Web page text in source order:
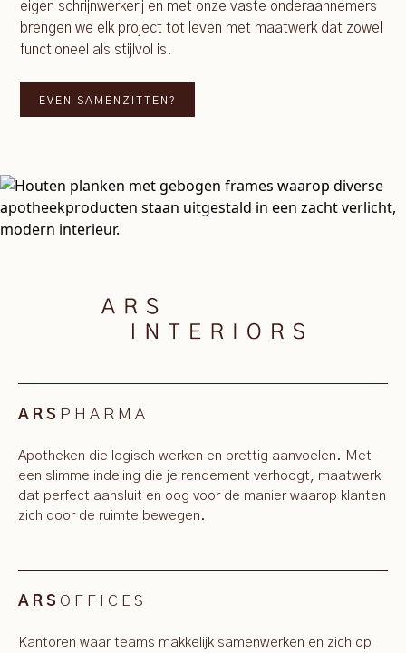
eigen schrijnwerkerij en met onze vaste onderaannemers
brengen we elk project tot leven met maatwerk dat zowel
functioneel als stijlvol is.
EVEN SAMENZITTEN?
ARS PHARMA
Apotheken die logisch werken en prettig aanvoelen. Met
een slimme indeling die je rendement verhoogt, maatwerk
dat perfect aansluit en oog voor de manier waarop klanten
zich door de ruimte bewegen.
ARS OFFICES
Kantoren waar teams makkelijk samenwerken en zich op